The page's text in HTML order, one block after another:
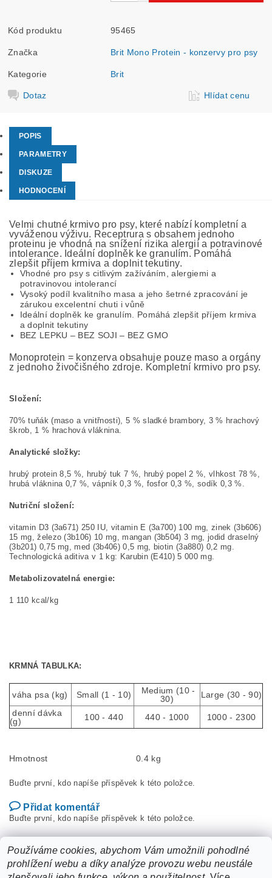
Kód produktu 95465
Značka Brit Mono Protein - konzervy pro psy
Kategorie Brit
Dotaz Hlídat cenu
POPIS
PARAMETRY
DISKUZE
HODNOCENÍ
Velmi chutné krmivo pro psy, které nabízí kompletní a
vyváženou výživu. Receptrura s obsahem jednoho
proteinu je vhodná na snížení rizika alergií a potravinové
intolerance. Ideální doplněk ke granulím. Pomáhá
zlepšit příjem krmiva a doplnit tekutiny.
Vhodné pro psy s citlivým zažíváním, alergiemi a
potravinovou intolerancí
Vysoký podíl kvalitního masa a jeho šetrné zpracování je
zárukou excelentní chuti i vůně
Ideální doplněk ke granulím. Pomáhá zlepšit příjem krmiva
a doplnit tekutiny
BEZ LEPKU – BEZ SOJI – BEZ GMO
Monoprotein = konzerva obsahuje pouze maso a orgány
z jednoho živočišného zdroje. Kompletní krmivo pro psy.
Složení:
70% tuňák (maso a vnitřnosti), 5 % sladké brambory, 3 % hrachový
škrob, 1 % hrachová vláknina.
Analytické složky:
hrubý protein 8,5 %, hrubý tuk 7 %, hrubý popel 2 %, vlhkost 78 %,
hrubá vláknina 0,7 %, vápník 0,3 %, fosfor 0,3 %, sodík 0,3 %.
Nutriční složení:
vitamin D3 (3a671) 250 IU, vitamin E (3a700) 100 mg, zinek (3b606)
15 mg, železo (3b106) 10 mg, mangan (3b504) 3 mg, jodid draselný
(3b201) 0,75 mg, med (3b406) 0,5 mg, biotin (3a880) 0,2 mg.
Technologická aditiva v 1 kg: Karubin (E410) 5 000 mg.
Metabolizovatelná energie:
1 110 kcal/kg
KRMNÁ TABULKA:
váha psa (kg) Small (1 - 10)
Medium (10 -
30)
Large (30 - 90)
denní dávka
(g)
100 - 440 440 - 1000 1000 - 2300
Hmotnost 0.4 kg
Buďte první, kdo napíše příspěvek k této položce.
Přidat komentář
Buďte první, kdo napíše příspěvek k této položce.
Používáme cookies, abychom Vám umožnili pohodlné
prohlížení webu a díky analýze provozu webu neustále